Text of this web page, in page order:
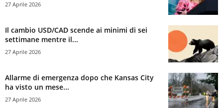
27 Aprile 2026
Il cambio USD/CAD scende ai minimi di sei
settimane mentre il...
27 Aprile 2026
Allarme di emergenza dopo che Kansas City
ha visto un mese...
27 Aprile 2026